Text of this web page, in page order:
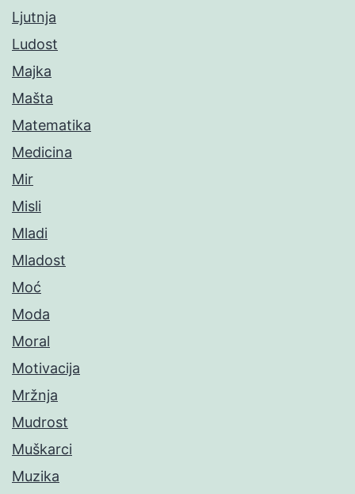
Ljutnja
Ludost
Majka
Mašta
Matematika
Medicina
Mir
Misli
Mladi
Mladost
Moć
Moda
Moral
Motivacija
Mržnja
Mudrost
Muškarci
Muzika